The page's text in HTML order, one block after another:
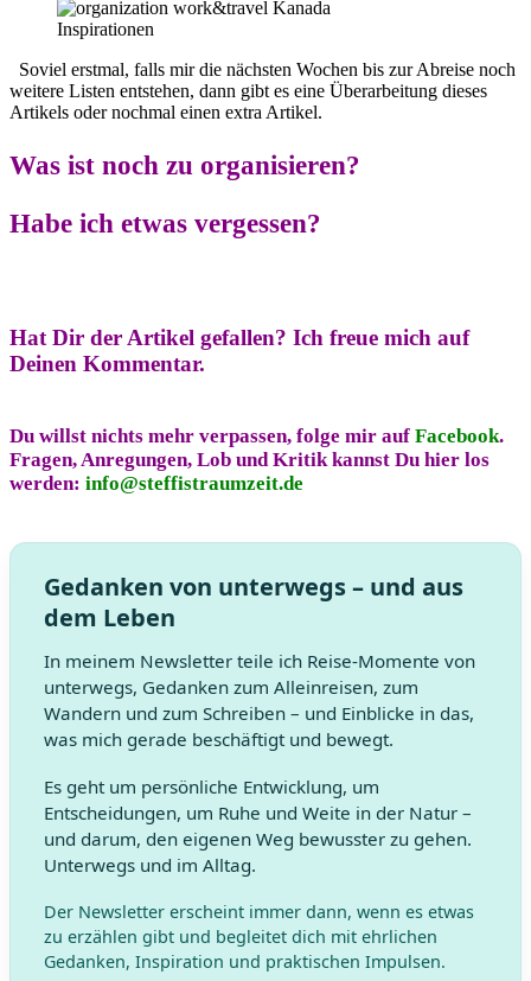
Inspirationen
Soviel erstmal, falls mir die nächsten Wochen bis zur Abreise noch
weitere Listen entstehen, dann gibt es eine Überarbeitung dieses
Artikels oder nochmal einen extra Artikel.
Was ist noch zu organisieren?
Habe ich etwas vergessen?
Hat Dir der Artikel gefallen? Ich freue mich auf
Deinen Kommentar.
Du willst nichts mehr verpassen, folge mir auf Facebook.
Fragen, Anregungen, Lob und Kritik kannst Du hier los
werden: info@steffistraumzeit.de
Gedanken von unterwegs – und aus
dem Leben
In meinem Newsletter teile ich Reise-Momente von
unterwegs, Gedanken zum Alleinreisen, zum
Wandern und zum Schreiben – und Einblicke in das,
was mich gerade beschäftigt und bewegt.
Es geht um persönliche Entwicklung, um
Entscheidungen, um Ruhe und Weite in der Natur –
und darum, den eigenen Weg bewusster zu gehen.
Unterwegs und im Alltag.
Der Newsletter erscheint immer dann, wenn es etwas
zu erzählen gibt und begleitet dich mit ehrlichen
Gedanken, Inspiration und praktischen Impulsen.